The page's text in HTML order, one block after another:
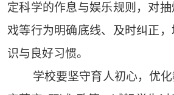
定科学的作息与娱乐规则，对
戏等行为明确底线、及时纠正
识与良好习惯。
学校要坚守育人初心，优